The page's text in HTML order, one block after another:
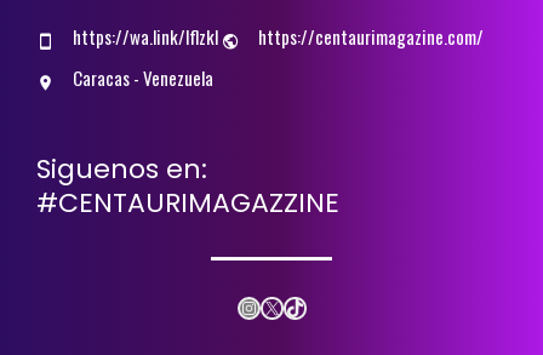
https://wa.link/lflzkl
https://centaurimagazine.com/
Caracas - Venezuela
Siguenos en:
#CENTAURIMAGAZZINE